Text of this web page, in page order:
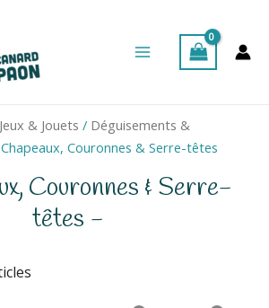
Menu
Jeux & Jouets / Déguisements &
Couronnes & Serre-têtes
Couronnes & Serre-
têtes -